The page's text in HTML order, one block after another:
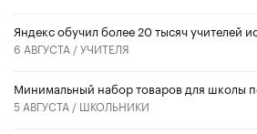
​Яндекс обучил более 20 тысяч учителей
6 АВГУСТА /УЧИТЕЛЯ
Минимальный набор товаров для школы
5 АВГУСТА / ШКОЛЬНИКИ